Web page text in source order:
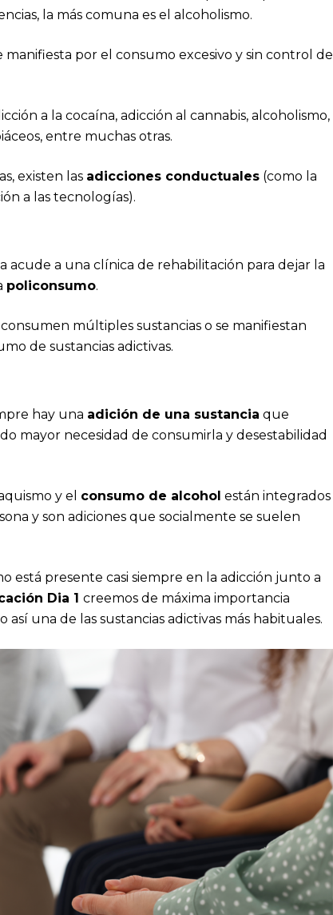
la más comuna es el alcoholismo.
manifiesta por el consumo excesivo y sin control de
a la cocaína, adicción al cannabis, alcoholismo,
entre muchas otras.
existen las adicciones conductuales (como la
a las tecnologías).
a una clínica de rehabilitación para dejar la
policonsumo.
múltiples sustancias o se manifiestan
de sustancias adictivas.
hay una adición de una sustancia que
mayor necesidad de consumirla y desestabilidad
y el consumo de alcohol están integrados
y son adiciones que socialmente se suelen
está presente casi siempre en la adicción junto a
Dia 1 creemos de máxima importancia
una de las sustancias adictivas más habituales.